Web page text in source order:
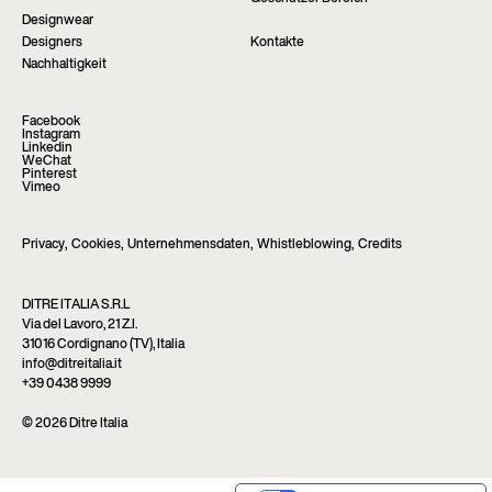
Designwear
Designers
Kontakte
Nachhaltigkeit
Facebook
Instagram
Linkedin
WeChat
Pinterest
Vimeo
Privacy, Cookies, Unternehmensdaten, Whistleblowing, Credits
DITRE ITALIA S.R.L
Via del Lavoro, 21 Z.I.
31016 Cordignano (TV), Italia
info@ditreitalia.it
+39 0438 9999
© 2026 Ditre Italia